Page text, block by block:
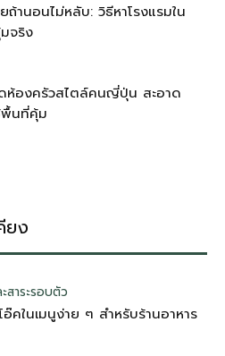
ถ้านอนไม่หลับ: วิธีหาโรงแรมใน
จริง
ห้องครัวสไตล์คนญี่ปุ่น สะอาด
พื้นที่คุ้ม
ยง
สาระรอบตัว
อ๊คในเมนูง่าย ๆ สำหรับร้านอาหาร